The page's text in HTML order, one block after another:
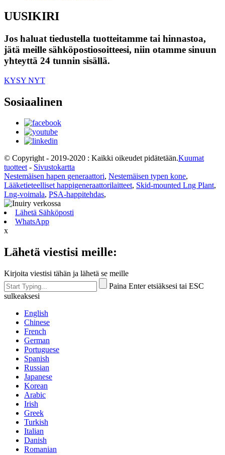
UUSIKIRI
Jos haluat tiedustella tuotteitamme tai hinnastoa,
jätä meille sähköpostiosoitteesi, niin otamme sinuun
yhteyttä 24 tunnin sisällä.
KYSY NYT
Sosiaalinen
© Copyright - 2019-2020 : Kaikki oikeudet pidätetään.Kuumat
tuotteet- Sivustokartta
Nestemäisen hapen generaattori, Nestemäisen typen kone,
Lääketieteelliset happigeneraattorilaitteet, Skid-mounted Lng Plant,
Lng-voimala, PSA-happitehdas,
Lähetä Sähköposti
WhatsApp
x
Lähetä viestisi meille:
Kirjoita viestisi tähän ja lähetä se meille
Paina Enter etsiäksesi tai ESC
sulkeaksesi
English
Chinese
French
German
Portuguese
Spanish
Russian
Japanese
Korean
Arabic
Irish
Greek
Turkish
Italian
Danish
Romanian